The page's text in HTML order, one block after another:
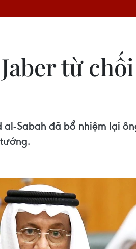
từ
Sabah đã bổ nhiệm lại